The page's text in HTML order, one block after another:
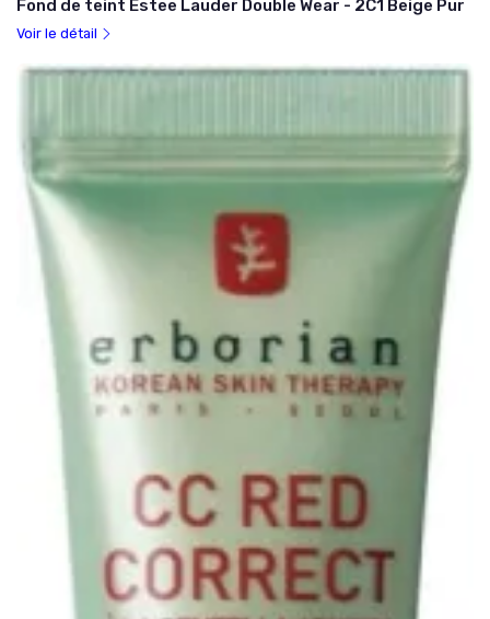
Fond de teint Estee Lauder Double Wear - 2C1 Beige Pur
Voir le détail